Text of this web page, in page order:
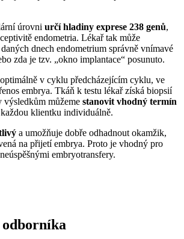
úrovni určí hladiny exprese 238 genů,
endometria. Lékař tak může
dnech endometrium správně vnímavé
zda je tzv. „okno implantace“ posunuto.
v cyklu předcházejícím cyklu, ve
embrya. Tkáň k testu lékař získá biopsií
můžeme stanovit vhodný termín
klientku individuálně.
a umožňuje dobře odhadnout okamžik,
na přijetí embrya. Proto je vhodný pro
embryotransfery.
odborníka